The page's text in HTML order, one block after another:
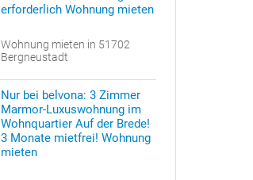
erforderlich Wohnung mieten
Wohnung mieten in 51702
Bergneustadt
Nur bei belvona: 3 Zimmer
Marmor-Luxuswohnung im
Wohnquartier Auf der Brede!
3 Monate mietfrei! Wohnung
mieten